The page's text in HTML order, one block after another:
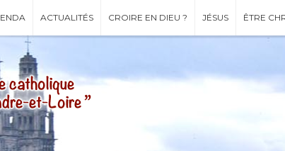
ACTUALITÉS CROIRE EN DIEU ? JÉSUS ÊTRE